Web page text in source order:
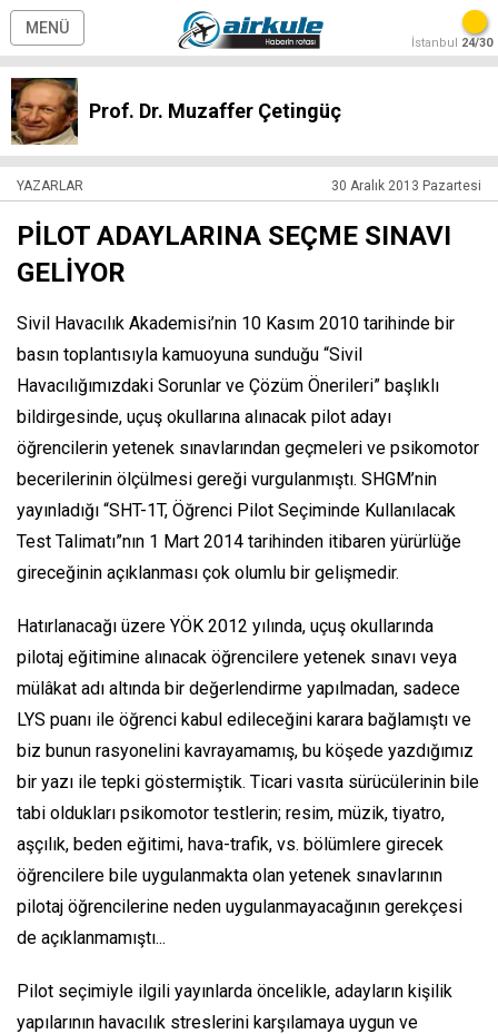
MENÜ
İstanbul 24/30
Prof. Dr. Muzaffer Çetingüç
YAZARLAR 30 Aralık 2013 Pazartesi
PİLOT ADAYLARINA SEÇME SINAVI
GELİYOR
Sivil Havacılık Akademisi’nin 10 Kasım 2010 tarihinde bir
basın toplantısıyla kamuoyuna sunduğu “Sivil
Havacılığımızdaki Sorunlar ve Çözüm Önerileri” başlıklı
bildirgesinde, uçuş okullarına alınacak pilot adayı
öğrencilerin yetenek sınavlarından geçmeleri ve psikomotor
becerilerinin ölçülmesi gereği vurgulanmıştı. SHGM’nin
yayınladığı “SHT-1T, Öğrenci Pilot Seçiminde Kullanılacak
Test Talimatı”nın 1 Mart 2014 tarihinden itibaren yürürlüğe
gireceğinin açıklanması çok olumlu bir gelişmedir.
Hatırlanacağı üzere YÖK 2012 yılında, uçuş okullarında
pilotaj eğitimine alınacak öğrencilere yetenek sınavı veya
mülâkat adı altında bir değerlendirme yapılmadan, sadece
LYS puanı ile öğrenci kabul edileceğini karara bağlamıştı ve
biz bunun rasyonelini kavrayamamış, bu köşede yazdığımız
bir yazı ile tepki göstermiştik. Ticari vasıta sürücülerinin bile
tabi oldukları psikomotor testlerin; resim, müzik, tiyatro,
aşçılık, beden eğitimi, hava-trafik, vs. bölümlere girecek
öğrencilere bile uygulanmakta olan yetenek sınavlarının
pilotaj öğrencilerine neden uygulanmayacağının gerekçesi
de açıklanmamıştı...
Pilot seçimiyle ilgili yayınlarda öncelikle, adayların kişilik
yapılarının havacılık streslerini karşılamaya uygun ve